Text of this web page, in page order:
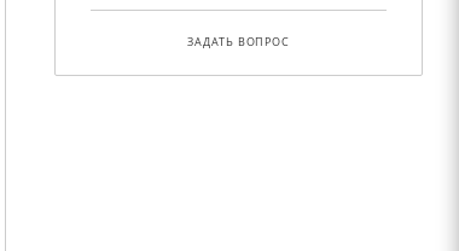
ЗАДАТЬ ВОПРОС